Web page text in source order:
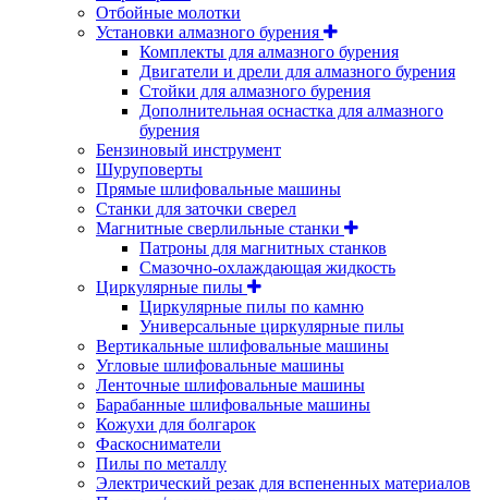
Отбойные молотки
Установки алмазного бурения
Комплекты для алмазного бурения
Двигатели и дрели для алмазного бурения
Стойки для алмазного бурения
Дополнительная оснастка для алмазного
бурения
Бензиновый инструмент
Шуруповерты
Прямые шлифовальные машины
Станки для заточки сверел
Магнитные сверлильные станки
Патроны для магнитных станков
Смазочно-охлаждающая жидкость
Циркулярные пилы
Циркулярные пилы по камню
Универсальные циркулярные пилы
Вертикальные шлифовальные машины
Угловые шлифовальные машины
Ленточные шлифовальные машины
Барабанные шлифовальные машины
Кожухи для болгарок
Фаскосниматели
Пилы по металлу
Электрический резак для вспененных материалов